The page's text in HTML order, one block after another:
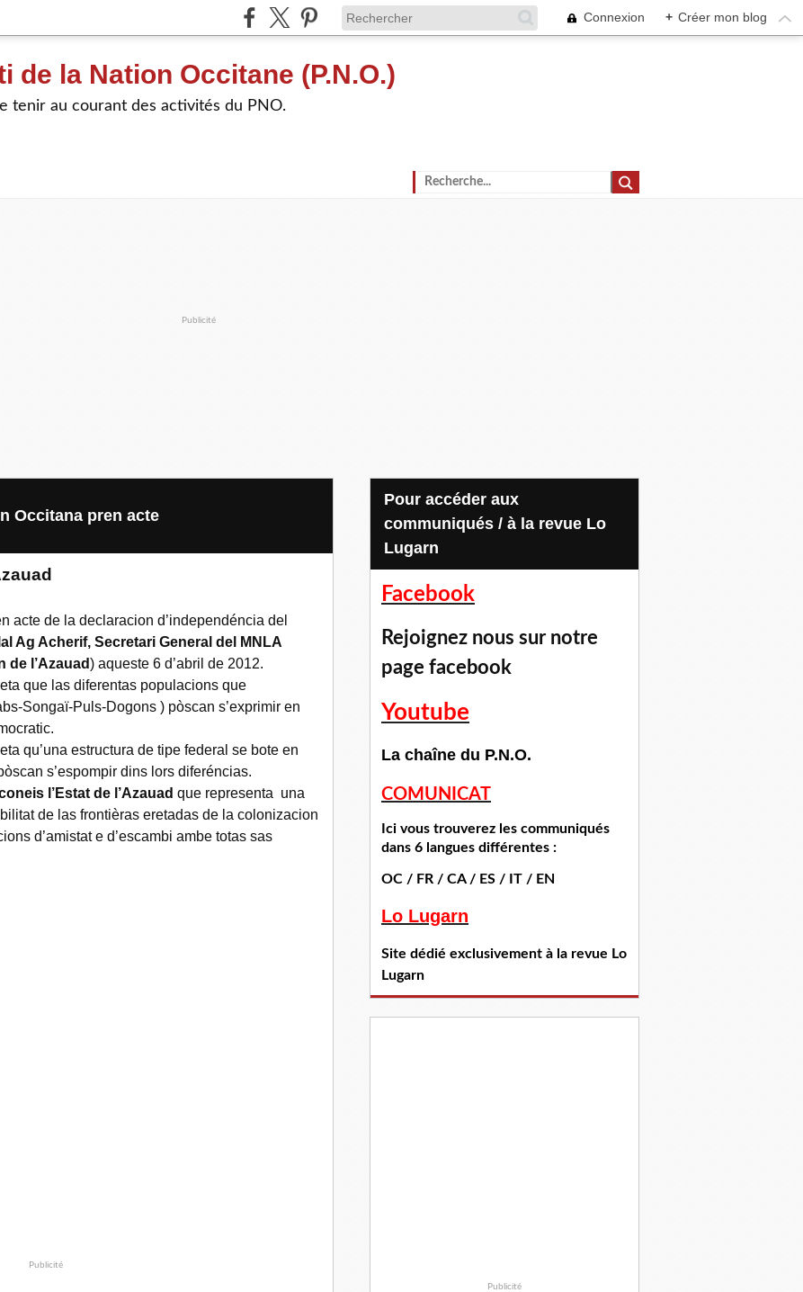
Connexion + Créer mon blog
de la Nation Occitane (P.N.O.)
tenir au courant des activités du PNO.
Publicité
Occitana pren acte
acte de la declaracion d’independéncia del
Ag Acherif, Secretari General del MNLA
de l’Azauad) aqueste 6 d’abril de 2012.
que las diferentas populacions que
Songaï-Puls-Dogons ) pòscan s’exprimir en
qu’una estructura de tipe federal se bote en
s’espompir dins lors diferéncias.
l’Estat de l’Azauad que representa una
de las frontièras eretadas de la colonizacion
d’amistat e d’escambi ambe totas sas
Publicité
Pour accéder aux
communiqués / à la revue Lo
Lugarn
Facebook
Rejoignez nous sur notre
page facebook
Youtube
La chaîne du P.N.O.
COMUNICAT
Ici vous trouverez les communiqués
dans 6 langues différentes :
OC / FR / CA / ES / IT / EN
Lo Lugarn
Site dédié exclusivement à la revue Lo
Lugarn
Publicité